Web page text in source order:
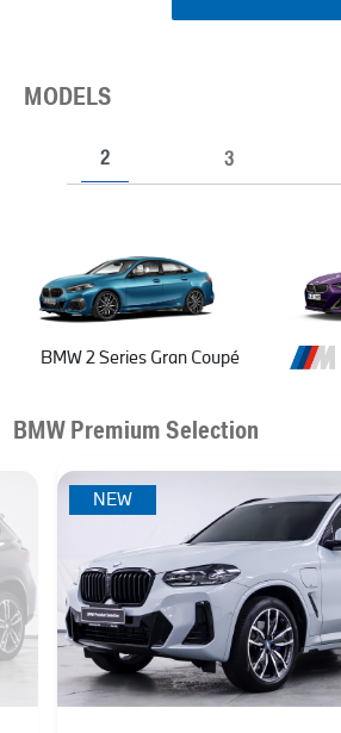
MODELS
2 3
BMW 2 Series Gran Coupé
BMW Premium Selection
NEW